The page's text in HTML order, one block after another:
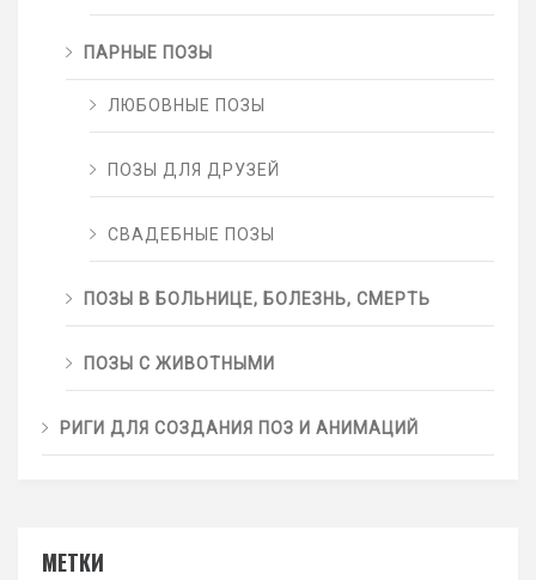
ПАРНЫЕ ПОЗЫ
ЛЮБОВНЫЕ ПОЗЫ
ПОЗЫ ДЛЯ ДРУЗЕЙ
СВАДЕБНЫЕ ПОЗЫ
ПОЗЫ В БОЛЬНИЦЕ, БОЛЕЗНЬ, СМЕРТЬ
ПОЗЫ С ЖИВОТНЫМИ
РИГИ ДЛЯ СОЗДАНИЯ ПОЗ И АНИМАЦИЙ
МЕТКИ